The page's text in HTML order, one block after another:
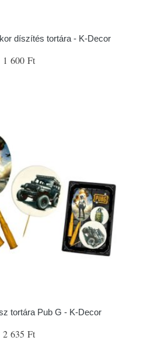
díszítés tortára - K-Decor
1 600 Ft
tortára Pub G - K-Decor
2 635 Ft